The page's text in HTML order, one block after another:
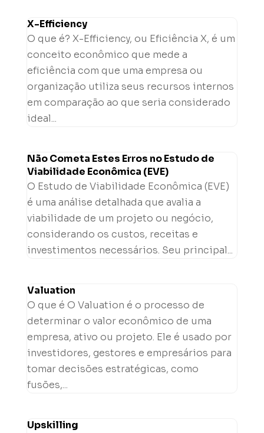
X-Efficiency
O que é? X-Efficiency, ou Eficiência X, é um
conceito econômico que mede a
eficiência com que uma empresa ou
organização utiliza seus recursos internos
em comparação ao que seria considerado
ideal...
Não Cometa Estes Erros no Estudo de
Viabilidade Econômica (EVE)
O Estudo de Viabilidade Econômica (EVE)
é uma análise detalhada que avalia a
viabilidade de um projeto ou negócio,
considerando os custos, receitas e
investimentos necessários. Seu principal...
Valuation
O que é O Valuation é o processo de
determinar o valor econômico de uma
empresa, ativo ou projeto. Ele é usado por
investidores, gestores e empresários para
tomar decisões estratégicas, como
fusões,...
Upskilling